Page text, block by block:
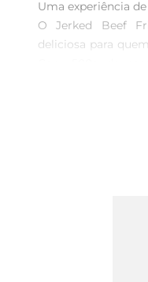
Uma experiência
O Jerked Beef
deliciosa para
traz a tradição e
produtos, e o